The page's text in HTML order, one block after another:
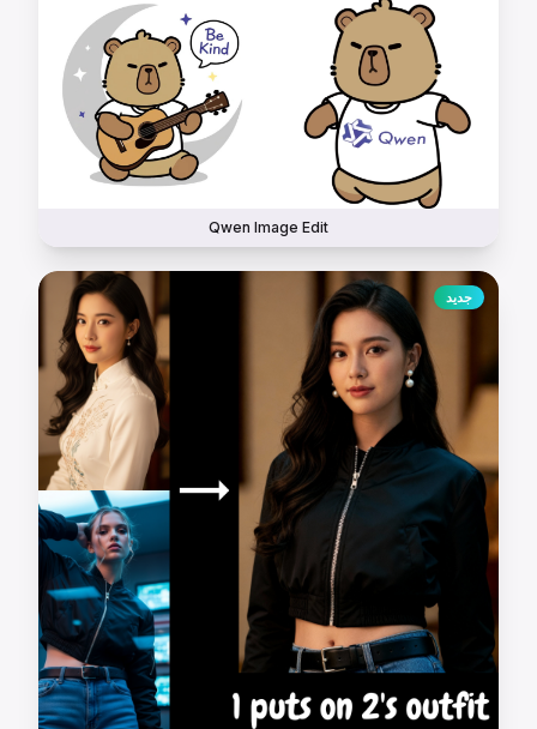
Qwen Image Edit
جديد